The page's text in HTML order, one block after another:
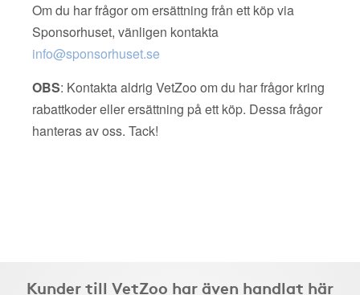
Om du har frågor om ersättning från ett köp via
Sponsorhuset, vänligen kontakta
info@sponsorhuset.se
OBS: Kontakta aldrig VetZoo om du har frågor kring
rabattkoder eller ersättning på ett köp. Dessa frågor
hanteras av oss. Tack!
Kunder till VetZoo har även handlat här